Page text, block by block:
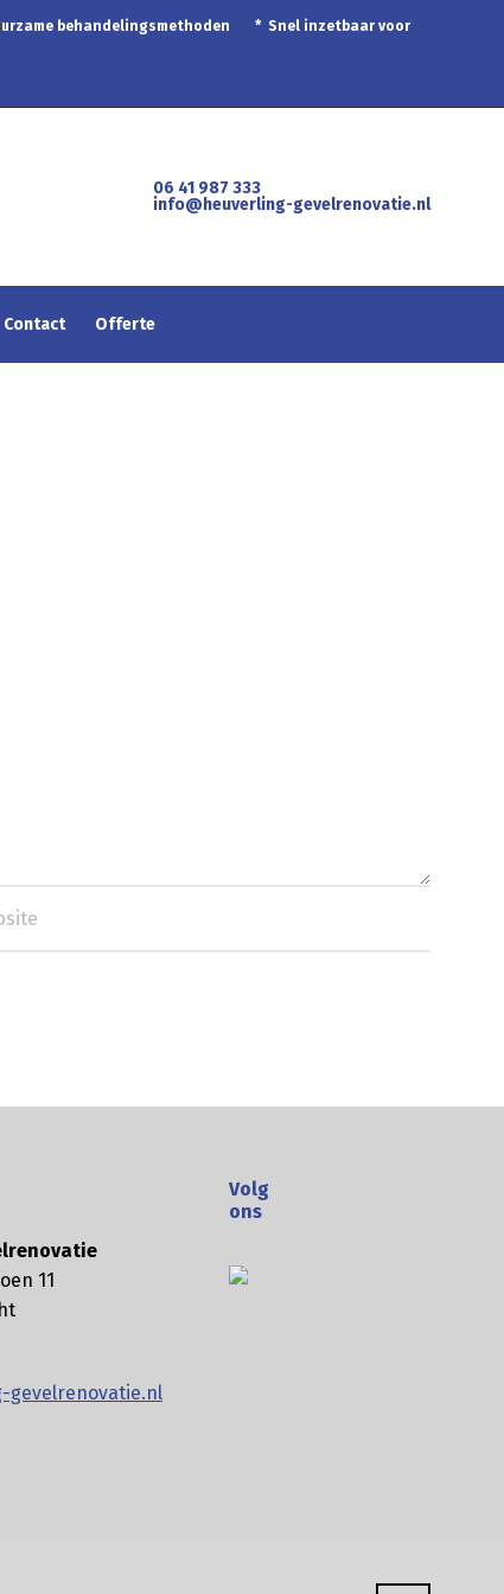
behandelingsmethoden * Snel inzetbaar voor
06 41 987 333
info@heuverling-gevelrenovatie.nl
Contact Offerte
11
gevelrenovatie.nl
Volg
ons